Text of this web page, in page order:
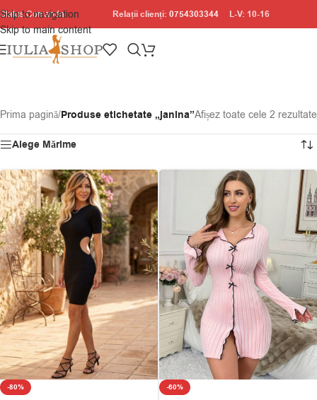
Skip to navigation
Skip to main content
Status Comanda Relații clienți: 0754303344L-V: 10-16
Prima pagină/Produse etichetate „janina”Afișez toate cele 2 rezultate
Alege Mărime
-80% -60%